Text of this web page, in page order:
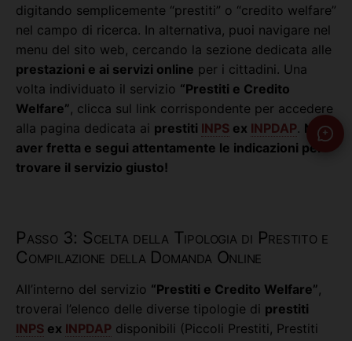
digitando semplicemente “prestiti” o “credito welfare”
nel campo di ricerca. In alternativa, puoi navigare nel
menu del sito web, cercando la sezione dedicata alle
prestazioni e ai servizi online per i cittadini. Una
volta individuato il servizio “Prestiti e Credito
Welfare”, clicca sul link corrispondente per accedere
alla pagina dedicata ai prestiti INPS ex INPDAP. Non
aver fretta e segui attentamente le indicazioni per
trovare il servizio giusto!
Passo 3: Scelta della Tipologia di Prestito e
Compilazione della Domanda Online
All’interno del servizio “Prestiti e Credito Welfare”,
troverai l’elenco delle diverse tipologie di prestiti
INPS ex INPDAP disponibili (Piccoli Prestiti, Prestiti